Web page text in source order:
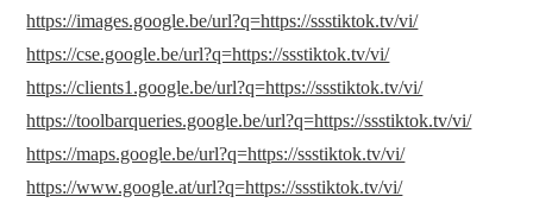
https://images.google.be/url?q=https://ssstiktok.tv/vi/
https://cse.google.be/url?q=https://ssstiktok.tv/vi/
https://clients1.google.be/url?q=https://ssstiktok.tv/vi/
https://toolbarqueries.google.be/url?q=https://ssstiktok.tv/vi/
https://maps.google.be/url?q=https://ssstiktok.tv/vi/
https://www.google.at/url?q=https://ssstiktok.tv/vi/